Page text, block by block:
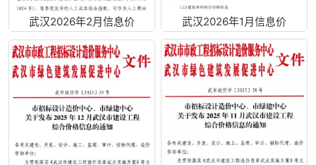
武汉2026年2月信息价 武汉2026年1月信息价